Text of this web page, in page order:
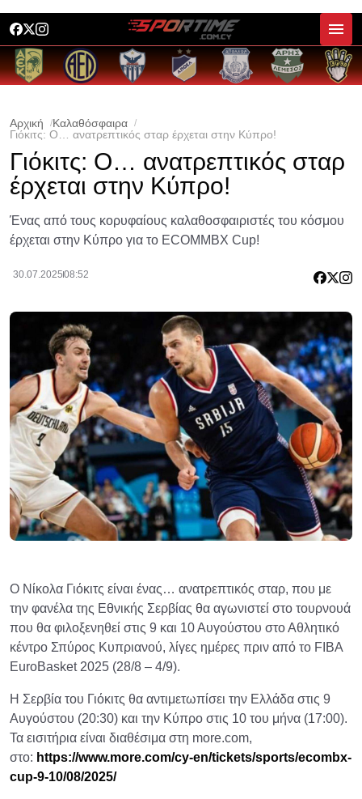
Αρχική
Καλαθόσφαιρα
Γιόκιτς: Ο… ανατρεπτικός σταρ έρχεται στην Κύπρο!
Γιόκιτς: Ο… ανατρεπτικός σταρ
έρχεται στην Κύπρο!
Ένας από τους κορυφαίους καλαθοσφαιριστές του κόσμου
έρχεται στην Κύπρο για το ECOMMBX Cup!
30.07.202508:52
Ο Νίκολα Γιόκιτς είναι ένας… ανατρεπτικός σταρ, που με
την φανέλα της Εθνικής Σερβίας θα αγωνιστεί στο τουρνουά
που θα φιλοξενηθεί στις 9 και 10 Αυγούστου στο Αθλητικό
κέντρο Σπύρος Κυπριανού, λίγες ημέρες πριν από το FIBA
EuroBasket 2025 (28/8 – 4/9).
Η Σερβία του Γιόκιτς θα αντιμετωπίσει την Ελλάδα στις 9
Αυγούστου (20:30) και την Κύπρο στις 10 του μήνα (17:00).
Τα εισιτήρια είναι διαθέσιμα στη more.com,
στο: https://www.more.com/cy-en/tickets/sports/ecombx-
cup-9-10/08/2025/